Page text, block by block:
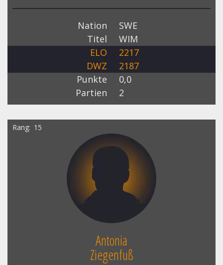
Nation
SWE
Titel
WIM
ELO
2217
DWZ
2187
Punkte
0,0
Partien
2
Rang 15
Antonia
Ziegenfuß